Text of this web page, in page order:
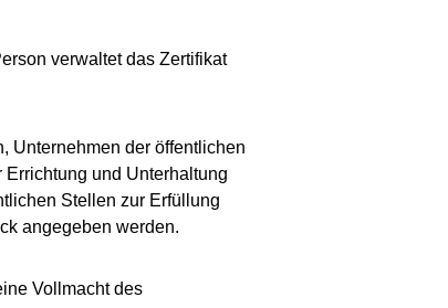
verwaltet das Zertifikat
Unternehmen der öffentlichen
und Unterhaltung
Stellen zur Erfüllung
angegeben werden.
Vollmacht des